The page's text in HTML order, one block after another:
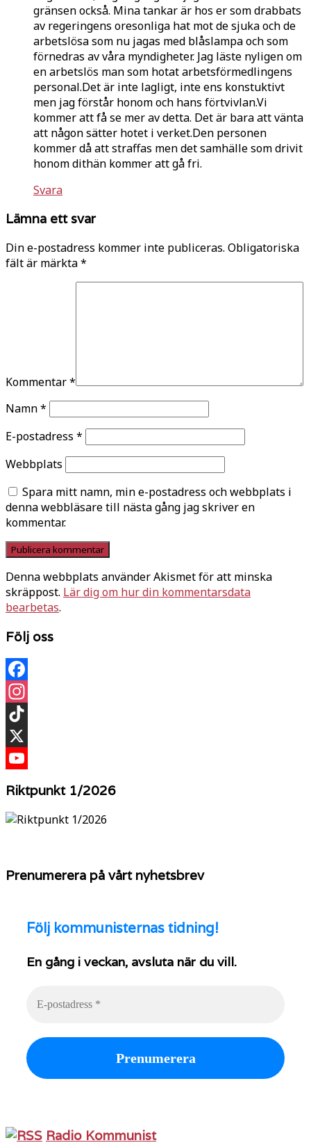
gränsen också. Mina tankar är hos er som drabbats
av regeringens oresonliga hat mot de sjuka och de
arbetslösa som nu jagas med blåslampa och som
förnedras av våra myndigheter. Jag läste nyligen om
en arbetslös man som hotat arbetsförmedlingens
personal.Det är inte lagligt, inte ens konstuktivt
men jag förstår honom och hans förtvivlan.Vi
kommer att få se mer av detta. Det är bara att vänta
att någon sätter hotet i verket.Den personen
kommer då att straffas men det samhälle som drivit
honom dithän kommer att gå fri.
Svara
Lämna ett svar
Din e-postadress kommer inte publiceras. Obligatoriska
fält är märkta*
Kommentar*
Namn*
E-postadress *
Webbplats
Spara mitt namn, min e-postadress och webbplats i
denna webbläsare till nästa gång jag skriver en
kommentar.
Denna webbplats använder Akismet för att minska
skräppost. Lär dig om hur din kommentarsdata
bearbetas.
Följ oss
Facebook
Instagram
TikTok
X
Riktpunkt 1/2026
Prenumerera på vårt nyhetsbrev
Följ kommunisternas tidning!
En gång i veckan, avsluta när du vill.
Radio Kommunist